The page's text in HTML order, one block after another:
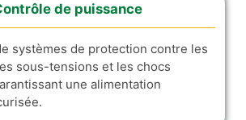
de puissance
systèmes de protection contre les
sous-tensions et les chocs
une alimentation